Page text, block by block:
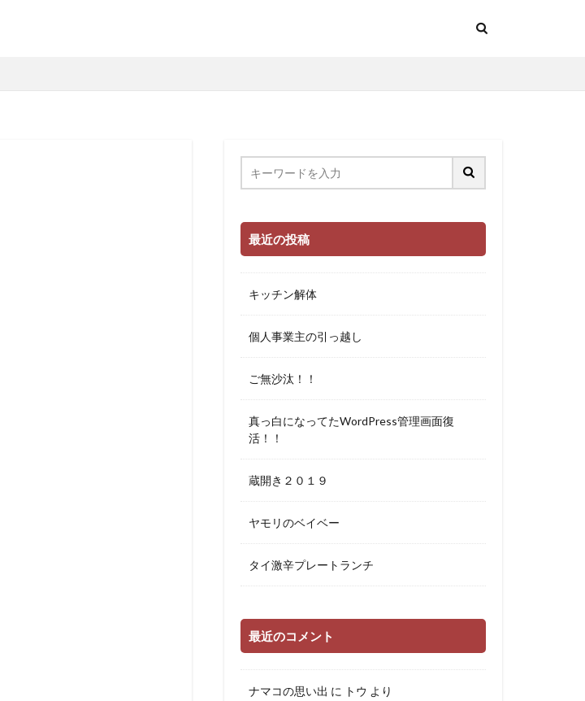
最近の投稿
キッチン解体
個人事業主の引っ越し
ご無沙汰！！
真っ白になってたWordPress管理画面復
活！！
蔵開き２０１９
ヤモリのベイベー
タイ激辛プレートランチ
最近のコメント
ナマコの思い出 に トウ より